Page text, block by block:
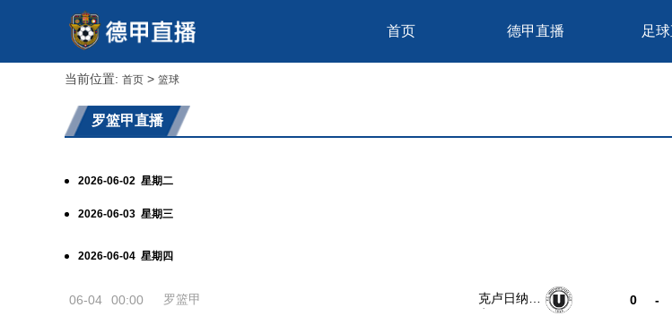
首页 德甲直播 足
当前位置: 首页 > 篮球
罗篮甲直播
2026-06-02 星期二
2026-06-03 星期三
2026-06-04 星期四
06-04 00:00 罗篮甲
克卢日纳波
0 -